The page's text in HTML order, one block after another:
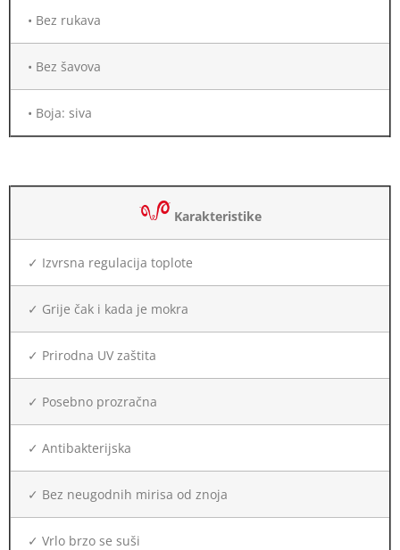
• Bez rukava
• Bez šavova
• Boja: siva
Karakteristike
✓ Izvrsna regulacija toplote
✓ Grije čak i kada je mokra
✓ Prirodna UV zaštita
✓ Posebno prozračna
✓ Antibakterijska
✓ Bez neugodnih mirisa od znoja
✓ Vrlo brzo se suši